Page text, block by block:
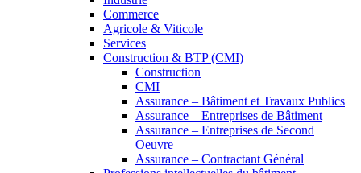
Commerce
Agricole & Viticole
Services
Construction & BTP (CMI)
Construction
CMI
Assurance – Bâtiment et Travaux Publics
Assurance – Entreprises de Bâtiment
Assurance – Entreprises de Second
Oeuvre
Assurance – Contractant Général